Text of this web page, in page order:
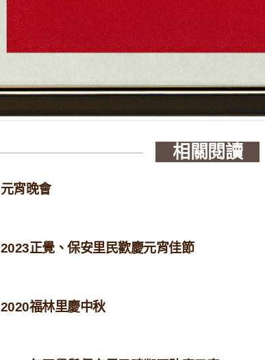
相關閱讀
元宵晚會
2023正覺、保安里民歡慶元宵佳節
2020福林里慶中秋